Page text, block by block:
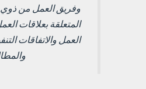
وفريق العمل من ذوي
المتعلقة بعلاقات
العمل والاتفاقات